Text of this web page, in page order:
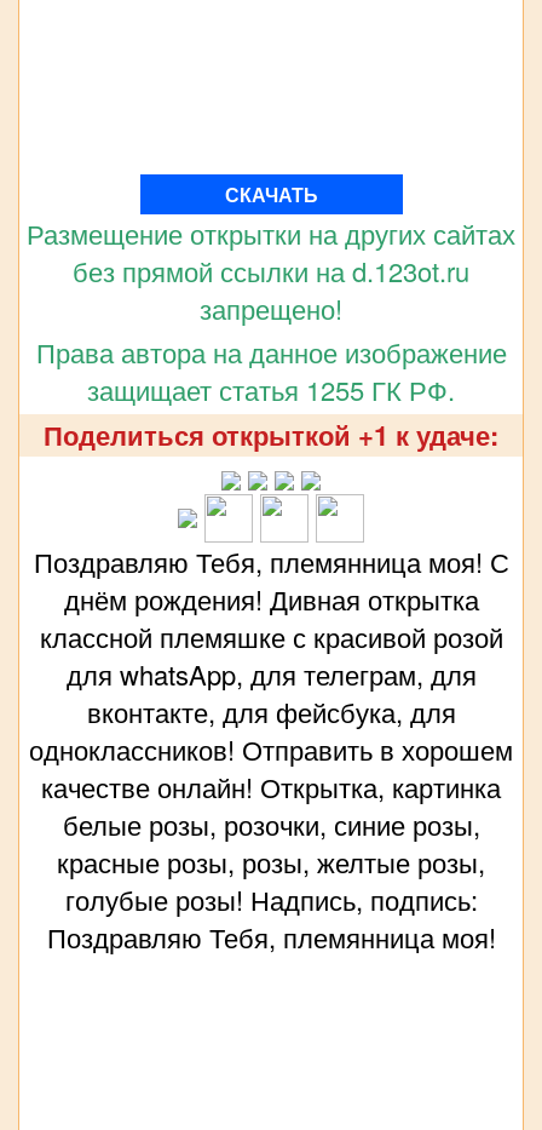
СКАЧАТЬ
Размещение открытки на других сайтах
без прямой ссылки на d.123ot.ru
запрещено!
Права автора на данное изображение
защищает статья 1255 ГК РФ.
Поделиться открыткой +1 к удаче:
Поздравляю Тебя, племянница моя! С
днём рождения! Дивная открытка
классной племяшке с красивой розой
для whatsApp, для телеграм, для
вконтакте, для фейсбука, для
одноклассников! Отправить в хорошем
качестве онлайн! Открытка, картинка
белые розы, розочки, синие розы,
красные розы, розы, желтые розы,
голубые розы! Надпись, подпись:
Поздравляю Тебя, племянница моя!